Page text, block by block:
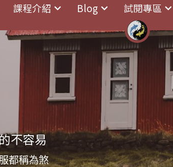
課程介紹 Blog 試閱專區
課程介紹 Blog 試閱專區
不容易
都稱為煞